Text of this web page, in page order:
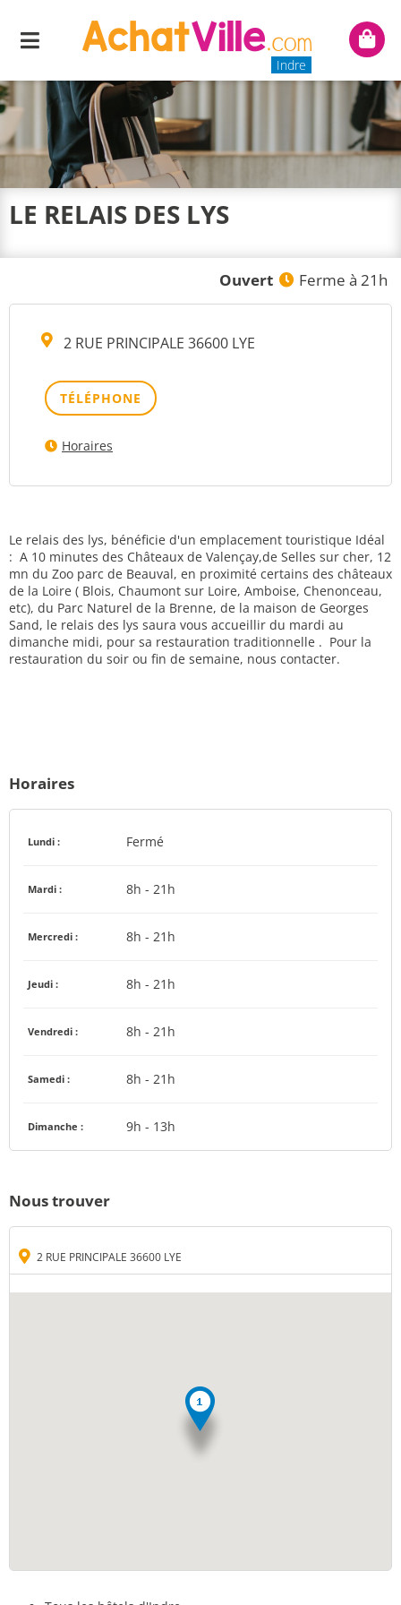
Menu
Indre
Mon
LE RELAIS DES LYS
Ouvert Ferme à 21h
2 RUE PRINCIPALE 36600 LYE
TÉLÉPHONE
Horaires
Le relais des lys, bénéficie d'un emplacement touristique Idéal
: A 10 minutes des Châteaux de Valençay,de Selles sur cher, 12
mn du Zoo parc de Beauval, en proximité certains des châteaux
de la Loire ( Blois, Chaumont sur Loire, Amboise, Chenonceau,
etc), du Parc Naturel de la Brenne, de la maison de Georges
Sand, le relais des lys saura vous accueillir du mardi au
dimanche midi, pour sa restauration traditionnelle . Pour la
restauration du soir ou fin de semaine, nous contacter.
Horaires
Lundi : Fermé
Mardi : 8h - 21h
Mercredi : 8h - 21h
Jeudi : 8h - 21h
Vendredi : 8h - 21h
Samedi : 8h - 21h
Dimanche : 9h - 13h
Nous trouver
2 RUE PRINCIPALE 36600 LYE